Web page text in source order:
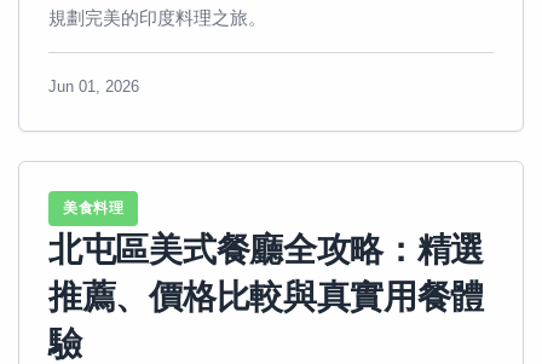
規劃完美的印度料理之旅。
Jun 01, 2026
美食料理
北屯區美式餐廳全攻略：精選
推薦、價格比較與真實用餐體
驗